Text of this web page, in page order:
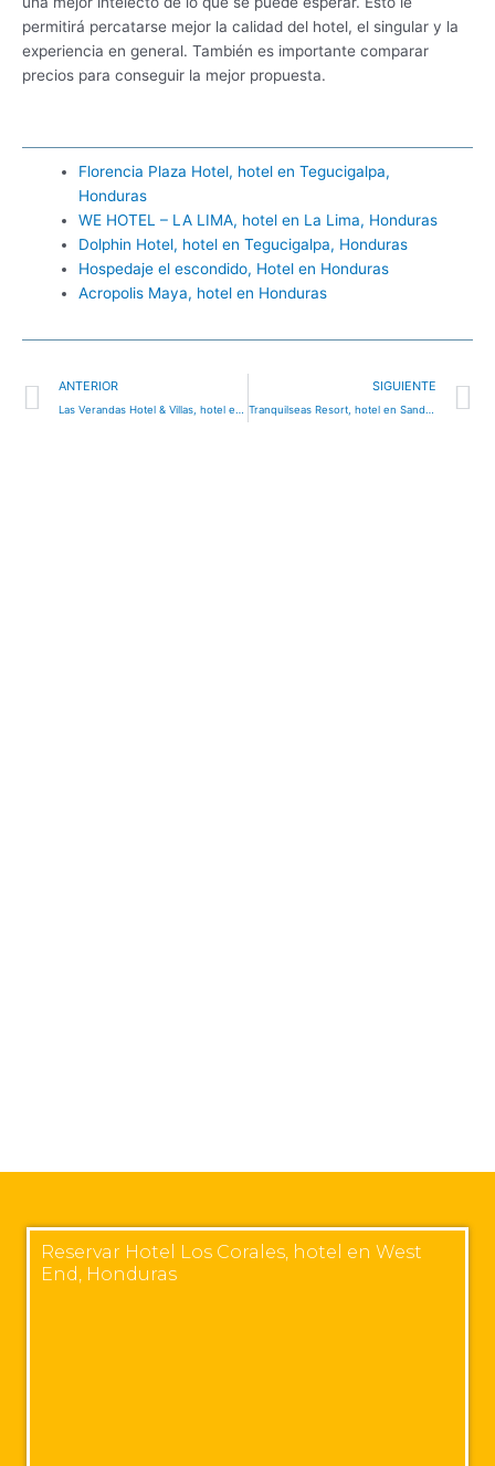
permitirá percatarse mejor la calidad del hotel, el singular y la
experiencia en general. También es importante comparar
precios para conseguir la mejor propuesta.
Florencia Plaza Hotel, hotel en Tegucigalpa,
Honduras
WE HOTEL – LA LIMA, hotel en La Lima, Honduras
Dolphin Hotel, hotel en Tegucigalpa, Honduras
Hospedaje el escondido, Hotel en Honduras
Acropolis Maya, hotel en Honduras
Ant
ANTERIOR SIGUIENTE
Reservar Hotel Los Corales, hotel en West
End, Honduras